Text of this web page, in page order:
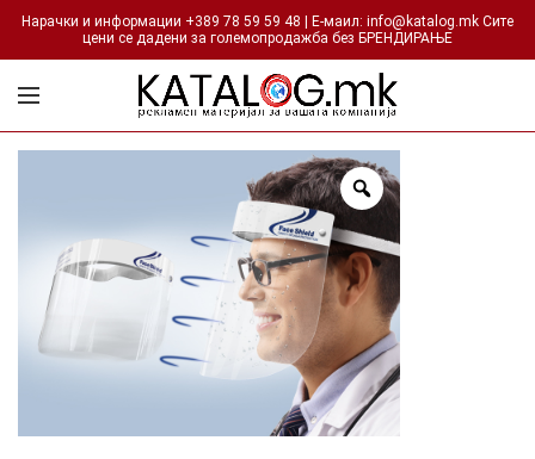
Нарачки и информации +389 78 59 59 48 | Е-маил: info@katalog.mk Сите
цени се дадени за големопродажба без БРЕНДИРАЊЕ